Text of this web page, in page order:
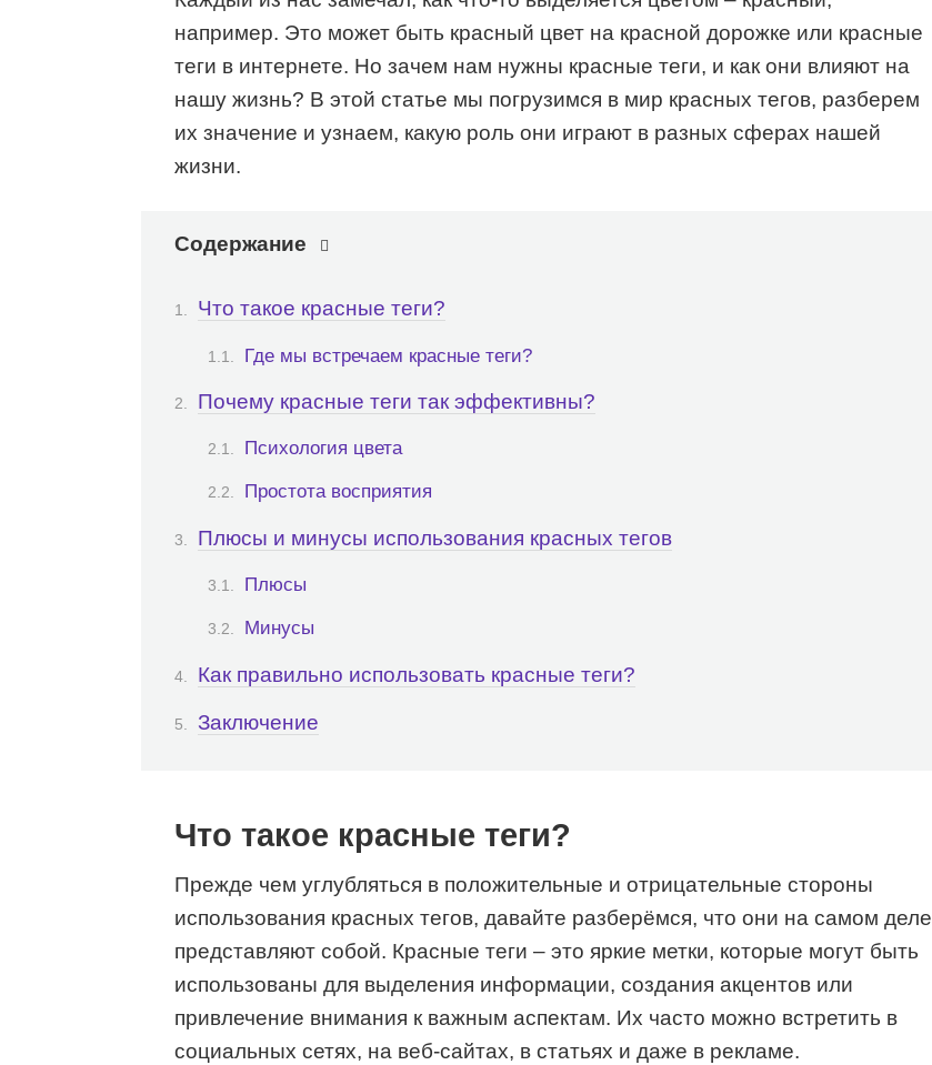
например. Это может быть красный цвет на красной дорожке или красные
теги в интернете. Но зачем нам нужны красные теги, и как они влияют на
нашу жизнь? В этой статье мы погрузимся в мир красных тегов, разберем
их значение и узнаем, какую роль они играют в разных сферах нашей
жизни.
Содержание
Что такое красные теги?
Где мы встречаем красные теги?
Почему красные теги так эффективны?
Психология цвета
Простота восприятия
Плюсы и минусы использования красных тегов
Плюсы
Минусы
Как правильно использовать красные теги?
Заключение
Что такое красные теги?
Прежде чем углубляться в положительные и отрицательные стороны
использования красных тегов, давайте разберёмся, что они на самом деле
представляют собой. Красные теги – это яркие метки, которые могут быть
использованы для выделения информации, создания акцентов или
привлечение внимания к важным аспектам. Их часто можно встретить в
социальных сетях, на веб-сайтах, в статьях и даже в рекламе.